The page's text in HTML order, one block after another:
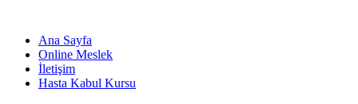
Ana Sayfa
Online Meslek
İletişim
Hasta Kabul Kursu